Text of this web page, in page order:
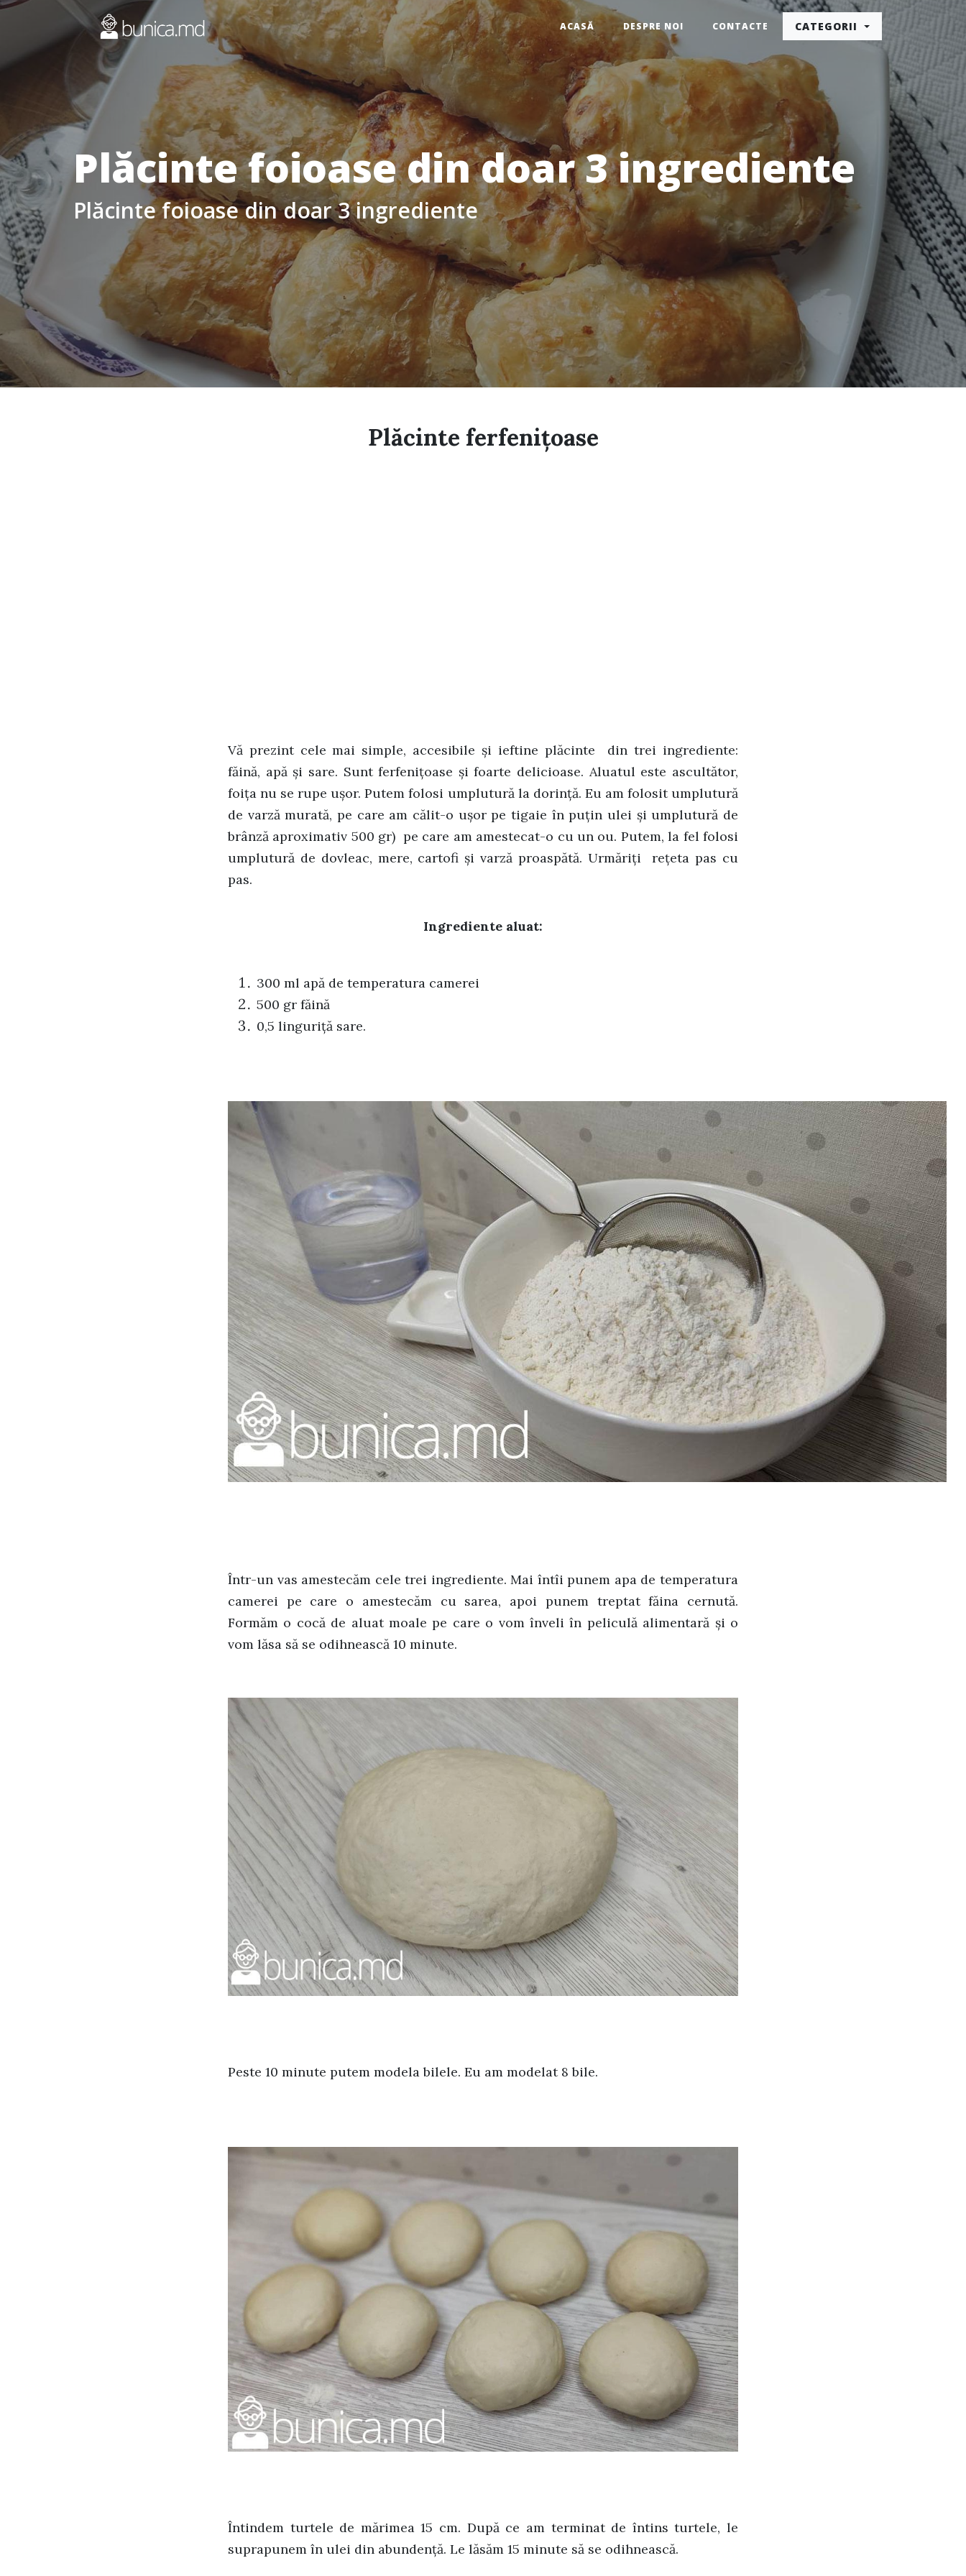
ACASĂ DESPRE NOI CONTACTE CATEGORII
Plăcinte foioase din doar 3 ingrediente
Plăcinte foioase din doar 3 ingrediente
Plăcinte ferfenițoase
Vă prezint cele mai simple, accesibile și ieftine plăcinte din trei ingrediente:
făină, apă și sare. Sunt ferfenițoase și foarte delicioase. Aluatul este ascultător,
foița nu se rupe ușor. Putem folosi umplutură la dorință. Eu am folosit umplutură
de varză murată, pe care am călit-o ușor pe tigaie în puțin ulei și umplutură de
brânză aproximativ 500 gr) pe care am amestecat-o cu un ou. Putem, la fel folosi
umplutură de dovleac, mere, cartofi și varză proaspătă. Urmăriți rețeta pas cu
pas.
Ingrediente aluat:
300 ml apă de temperatura camerei
500 gr făină
0,5 linguriță sare.
Într-un vas amestecăm cele trei ingrediente. Mai întîi punem apa de temperatura
camerei pe care o amestecăm cu sarea, apoi punem treptat făina cernută.
Formăm o cocă de aluat moale pe care o vom înveli în peliculă alimentară și o
vom lăsa să se odihnească 10 minute.
Peste 10 minute putem modela bilele. Eu am modelat 8 bile.
Întindem turtele de mărimea 15 cm. După ce am terminat de întins turtele, le
suprapunem în ulei din abundență. Le lăsăm 15 minute să se odihnească.